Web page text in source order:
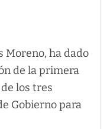
Moreno, ha dado
de la primera
los tres
Gobierno para